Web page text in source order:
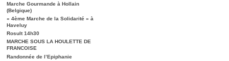
Marche Gourmande à Hollain
(Belgique)
« 4ème Marche de la Solidarité » à
Haveluy
Rosult 14h30
MARCHE SOUS LA HOULETTE DE
FRANCOISE
Randonnée de l’Epiphanie